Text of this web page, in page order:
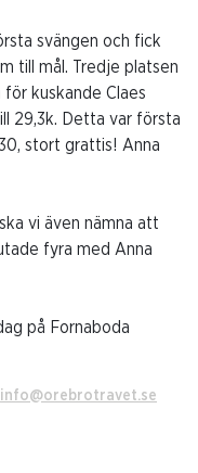
svängen och fick
till mål. Tredje platsen
kuskande Claes
29,3k. Detta var första
stort grattis! Anna
vi även nämna att
fyra med Anna
på Fornaboda
info@orebrotravet.se